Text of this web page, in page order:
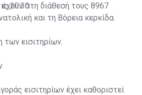
20:30.στη διάθεσή τους 8967
και τη Βόρεια κερκίδα.
των εισιτηρίων.
εισιτηρίων έχει καθοριστεί